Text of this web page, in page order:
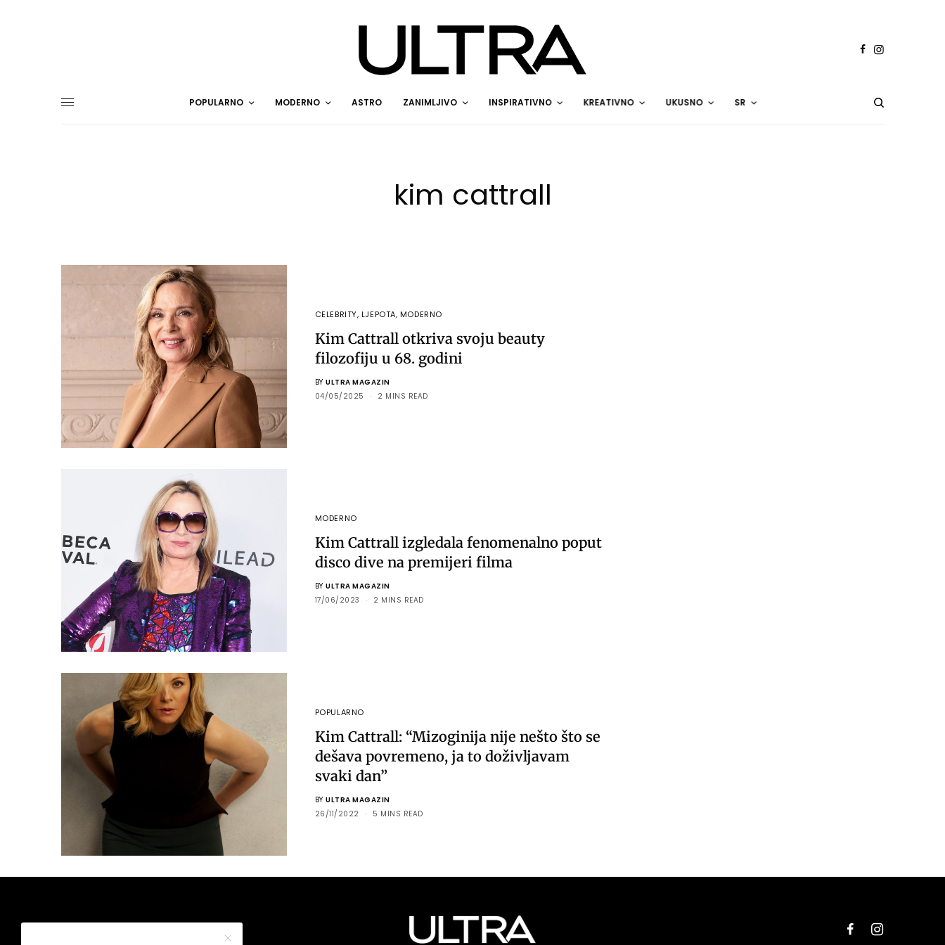
POPULARNO MODERNO ASTRO ZANIMLJIVO INSPIRATIVNO KREATIVNO UKUSNO SR
kim cattrall
CELEBRITY, LJEPOTA, MODERNO
Kim Cattrall otkriva svoju beauty
filozofiju u 68. godini
BY ULTRA MAGAZIN
04/05/2025
2 MINS READ
MODERNO
Kim Cattrall izgledala fenomenalno poput
disco dive na premijeri filma
BY ULTRA MAGAZIN
17/06/2023
2 MINS READ
POPULARNO
Kim Cattrall: “Mizoginija nije nešto što se
dešava povremeno, ja to doživljavam
svaki dan”
BY ULTRA MAGAZIN
26/11/2022
5 MINS READ